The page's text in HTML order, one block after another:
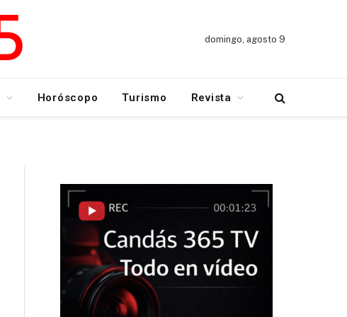
domingo, agosto 9
Horóscopo Turismo Revista